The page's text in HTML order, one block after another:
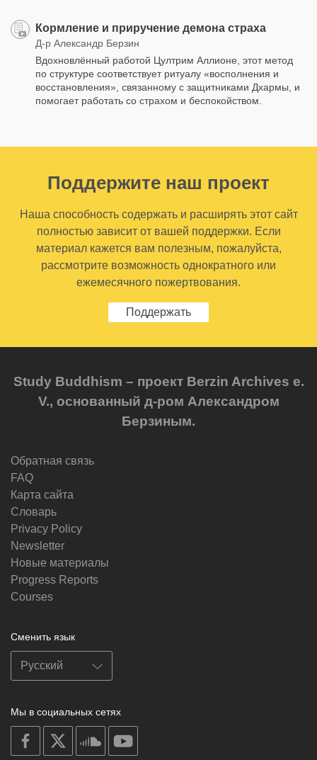
Кормление и приручение демона страха
Д-р Александр Берзин
Вдохновлённый работой Цултрим Аллионе, этот метод
по структуре соответствует ритуалу «восполнения и
восстановления», связанному с защитниками Дхармы, и
помогает работать со страхом и беспокойством.
Поддержите наш проект
Наша способность содержать и расширять этот сайт
полностью зависит от вашей поддержки. Если
материал кажется вам полезным, пожалуйста,
рассмотрите возможность однократного или
ежемесячного пожертвования.
Поддержать
Study Buddhism – проект Berzin Archives e.
V., основанный д-ром Александром
Берзиным.
Обратная связь
FAQ
Карта сайта
Словарь
Privacy Policy
Newsletter
Новые материалы
Progress Reports
Courses
Сменить язык
Мы в социальных сетях
on
facebook
soundcloud